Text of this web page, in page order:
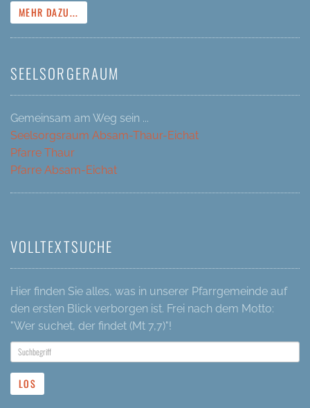
MEHR DAZU...
SEELSORGERAUM
Gemeinsam am Weg sein ...
Seelsorgsraum Absam-Thaur-Eichat
Pfarre Thaur
Pfarre Absam-Eichat
VOLLTEXTSUCHE
Hier finden Sie alles, was in unserer Pfarrgemeinde auf
den ersten Blick verborgen ist. Frei nach dem Motto:
"Wer suchet, der findet (Mt 7,7)"!
LOS